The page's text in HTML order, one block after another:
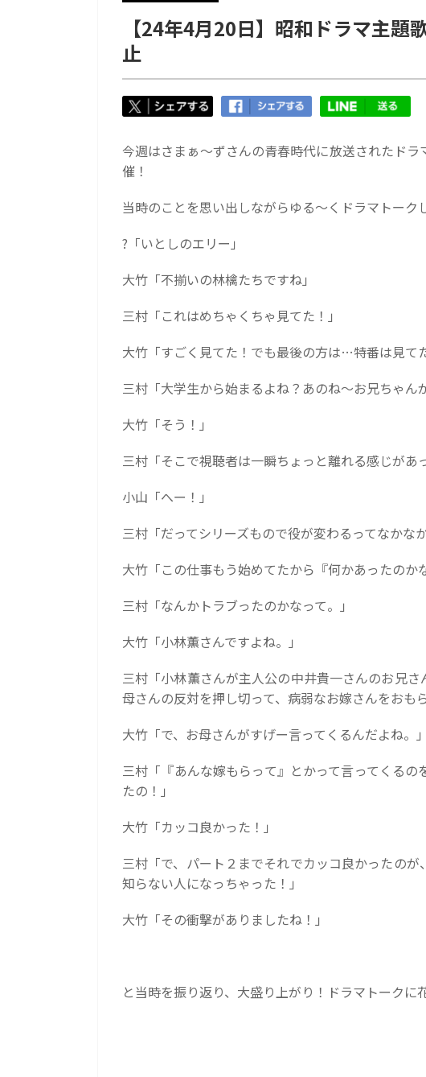
【24年4月20日】昭和ドラマ主
止
今週はさまぁ〜ずさんの青春時代に放送されたド
催！
当時のことを思い出しながらゆる〜くドラマトーク
?「いとしのエリー」
大竹「不揃いの林檎たちですね」
三村「これはめちゃくちゃ見てた！」
大竹「すごく見てた！でも最後の方は…特番は見て
三村「大学生から始まるよね？あのね〜お兄ちゃん
大竹「そう！」
三村「そこで視聴者は一瞬ちょっと離れる感じがあ
小山「へー！」
三村「だってシリーズもので役が変わるってなかな
大竹「この仕事もう始めてたから『何かあったのか
三村「なんかトラブったのかなって。」
大竹「小林薫さんですよね。」
三村「小林薫さんが主人公の中井貴一さんのお兄
母さんの反対を押し切って、病弱なお嫁さんをおも
大竹「で、お母さんがすげー言ってくるんだよね。」
三村「『あんな嫁もらって』とかって言ってくる
たの！」
大竹「カッコ良かった！」
三村「で、パート２までそれでカッコ良かったの
知らない人になっちゃった！」
大竹「その衝撃がありましたね！」
と当時を振り返り、大盛り上がり！ドラマトークに